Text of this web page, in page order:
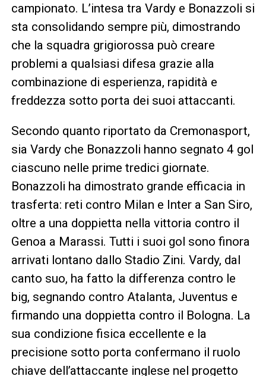
campionato. L’intesa tra Vardy e Bonazzoli si
sta consolidando sempre più, dimostrando
che la squadra grigiorossa può creare
problemi a qualsiasi difesa grazie alla
combinazione di esperienza, rapidità e
freddezza sotto porta dei suoi attaccanti.
Secondo quanto riportato da Cremonasport,
sia Vardy che Bonazzoli hanno segnato 4 gol
ciascuno nelle prime tredici giornate.
Bonazzoli ha dimostrato grande efficacia in
trasferta: reti contro Milan e Inter a San Siro,
oltre a una doppietta nella vittoria contro il
Genoa a Marassi. Tutti i suoi gol sono finora
arrivati lontano dallo Stadio Zini. Vardy, dal
canto suo, ha fatto la differenza contro le
big, segnando contro Atalanta, Juventus e
firmando una doppietta contro il Bologna. La
sua condizione fisica eccellente e la
precisione sotto porta confermano il ruolo
chiave dell’attaccante inglese nel progetto